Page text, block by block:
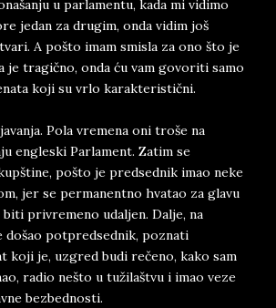
u parlamentu, kada mi vidimo
jedan za drugim, onda vidim još
A pošto imam smisla za ono što je
je tragično, onda ću vam govoriti samo
koji su vrlo karakteristični.
Pola vremena oni troše na
engleski Parlament. Zatim se
pošto je predsednik imao neke
jer se permanentno hvatao za glavu
privremeno udaljen. Dalje, na
došao potpredsednik, poznati
koji je, uzgred budi rečeno, kako sam
radio nešto u tužilaštvu i imao veze
bezbednosti.